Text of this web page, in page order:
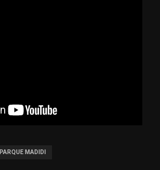
PARQUE MADIDI